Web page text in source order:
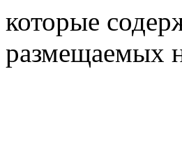
которые
размещаемых